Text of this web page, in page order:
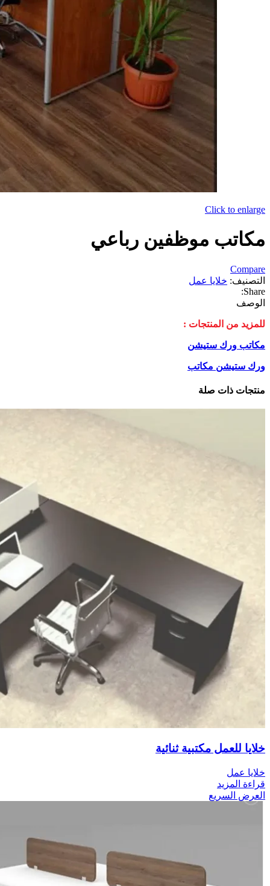
Click to enlarge
مكاتب موظفين رباعي
Compare
التصنيف: خلايا عمل
Share:
الوصف
للمزيد من المنتجات :
مكاتب ورك ستيشن
ورك ستيشن مكاتب
منتجات ذات صلة
خلايا للعمل مكتبية ثنائية
خلايا عمل
قراءة المزيد
العرض السريع